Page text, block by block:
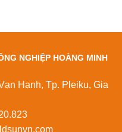
NGHIỆP HOÀNG MINH
Hạnh, Tp. Pleiku, Gia